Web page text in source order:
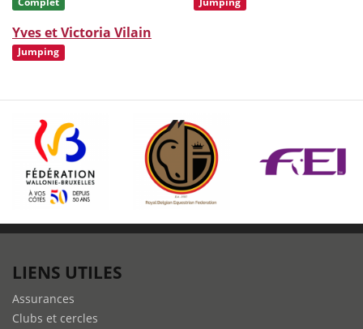
Yves et Victoria Vilain
Jumping
LIENS UTILES
Assurances
Clubs et cercles